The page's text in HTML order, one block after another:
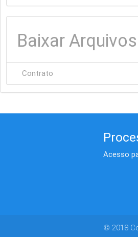
Baixar Arquivos
Contrato
Acesso
© 2018